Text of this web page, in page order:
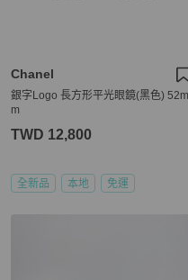
Chanel
銀字Logo 長方形平光眼鏡(黑色) 52m
m
TWD 12,800
全新品 本地 免運